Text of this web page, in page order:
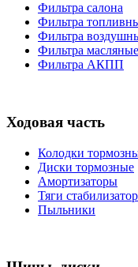
Фильтра салона
Фильтра
Фильтра
Фильтра масляные
Фильтра АКПП
Ходовая часть
Колодки
Диски тормозные
Амортизаторы
Тяги
Пыльники